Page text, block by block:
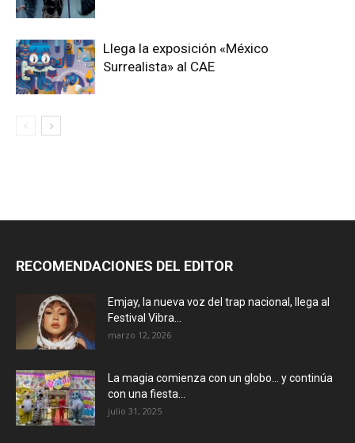
Llega la exposición «México
Surrealista» al CAE
RECOMENDACIONES DEL EDITOR
Emjay, la nueva voz del trap nacional, llega al
Festival Vibra...
marzo 12, 2026
La magia comienza con un globo… y continúa
con una fiesta...
julio 31, 2025